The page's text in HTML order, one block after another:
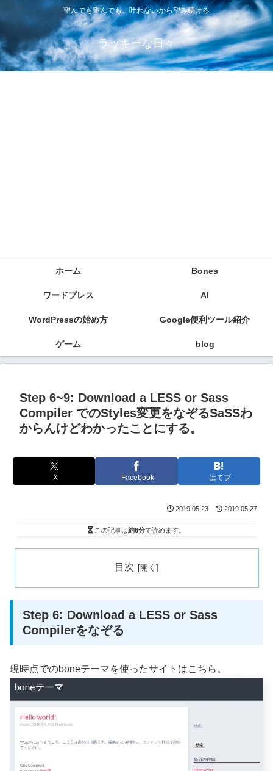
望んでも望んでも、叶わないから望み続ける
ラッキーな日々
ホーム Bones
ワードプレス AI
WordPressの始め方 Google便利ツール紹介
ゲーム blog
Step 6~9: Download a LESS or Sass
Compiler でのStyles変更をなぞるSaSSわ
からんけどわかったことにする。
X Facebook はてブ
2019.05.23 2019.05.27
この記事は約6分で読めます。
目次
Step 6: Download a LESS or Sass
Compilerをなぞる
現時点でのboneテーマを使ったサイトはこちら。